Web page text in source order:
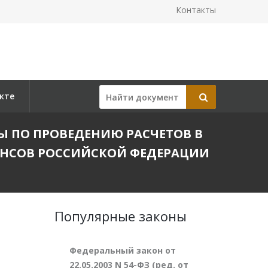
Контакты
ПО ПРОВЕДЕНИЮ РАСЧЕТОВ В
РОССИЙСКОЙ ФЕДЕРАЦИИ
Популярные законы
Федеральный закон от
22.05.2003 N 54-ФЗ (ред. от